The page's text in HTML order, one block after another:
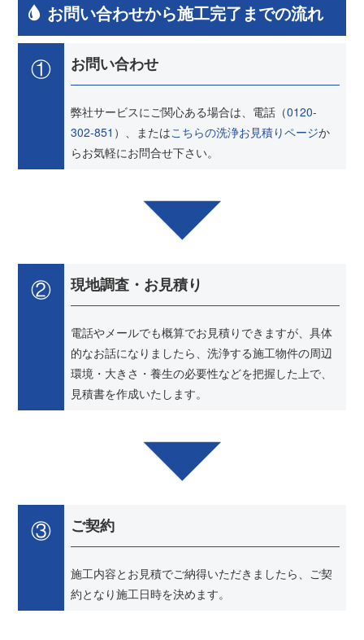
お問い合わせから施工完了までの流れ
① お問い合わせ
弊社サービスにご関心ある場合は、電話（0120-
302-851 ）、またはこちらの洗浄お見積りページか
らお気軽にお問合せ下さい。
② 現地調査・お見積り
電話やメールでも概算でお見積りできますが、具体
的なお話になりましたら、洗浄する施工物件の周辺
環境・大きさ・養生の必要性などを把握した上で、
見積書を作成いたします。
③ ご契約
施工内容とお見積でご納得いただきましたら、ご契
約となり施工日時を決めます。